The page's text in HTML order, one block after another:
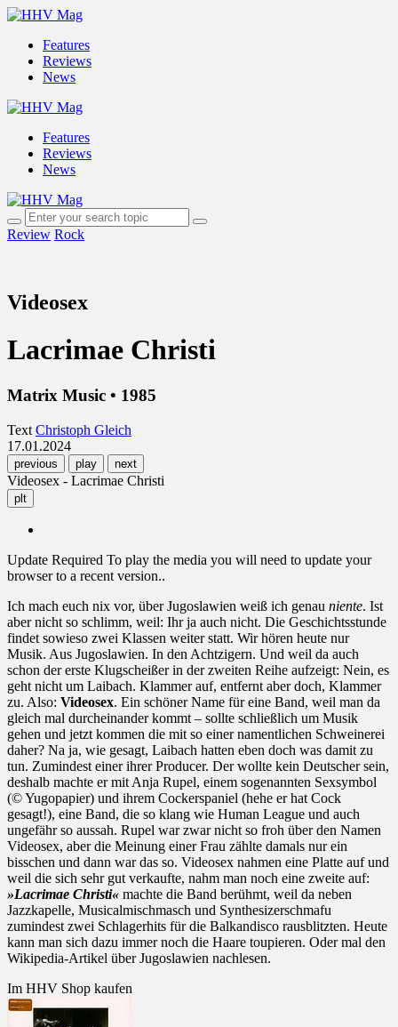
Features
Reviews
News
Features
Reviews
News
Review Rock
Videosex
Lacrimae Christi
Matrix Music • 1985
Text Christoph Gleich
17.01.2024
previous play next
Videosex - Lacrimae Christi
plt
Update Required To play the media you will need to update your
browser to a recent version..
Ich mach euch nix vor, über Jugoslawien weiß ich genau niente. Ist
aber nicht so schlimm, weil: Ihr ja auch nicht. Die Geschichtsstunde
findet sowieso zwei Klassen weiter statt. Wir hören heute nur
Musik. Aus Jugoslawien. In den Achtzigern. Und weil da auch
schon der erste Klugscheißer in der zweiten Reihe aufzeigt: Nein, es
geht nicht um Laibach. Klammer auf, entfernt aber doch, Klammer
zu. Also: Videosex. Ein schöner Name für eine Band, weil man da
gleich mal durcheinander kommt – sollte schließlich um Musik
gehen und jetzt kommen die mit so einer namentlichen Schweinerei
daher? Na ja, wie gesagt, Laibach hatten eben doch was damit zu
tun. Zumindest einer ihrer Producer. Der wollte kein Deutscher sein,
deshalb machte er mit Anja Rupel, einem sogenannten Sexsymbol
(© Yugopapier) und ihrem Cockerspaniel (hehe er hat Cock
gesagt!), eine Band, die so klang wie Human League und auch
ungefähr so aussah. Rupel war zwar nicht so froh über den Namen
Videosex, aber die Meinung einer Frau zählte damals nur ein
bisschen und dann war das so. Videosex nahmen eine Platte auf und
weil die sich sehr gut verkaufte, nahm man noch eine zweite auf:
»Lacrimae Christi« machte die Band berühmt, weil da neben
Jazzkapelle, Musicalmischmasch und Synthesizerschmafu
zumindest zwei Schlagerhits für die Balkandisco rausblitzten. Heute
kann man sich dazu immer noch die Haare toupieren. Oder mal den
Wikipedia-Artikel über Jugoslawien nachlesen.
Im HHV Shop kaufen